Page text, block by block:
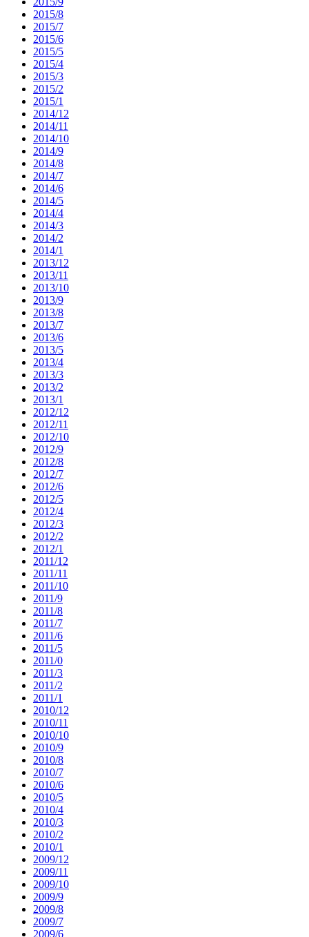
2015/8
2015/7
2015/6
2015/5
2015/4
2015/3
2015/2
2015/1
2014/12
2014/11
2014/10
2014/9
2014/8
2014/7
2014/6
2014/5
2014/4
2014/3
2014/2
2014/1
2013/12
2013/11
2013/10
2013/9
2013/8
2013/7
2013/6
2013/5
2013/4
2013/3
2013/2
2013/1
2012/12
2012/11
2012/10
2012/9
2012/8
2012/7
2012/6
2012/5
2012/4
2012/3
2012/2
2012/1
2011/12
2011/11
2011/10
2011/9
2011/8
2011/7
2011/6
2011/5
2011/0
2011/3
2011/2
2011/1
2010/12
2010/11
2010/10
2010/9
2010/8
2010/7
2010/6
2010/5
2010/4
2010/3
2010/2
2010/1
2009/12
2009/11
2009/10
2009/9
2009/8
2009/7
2009/6